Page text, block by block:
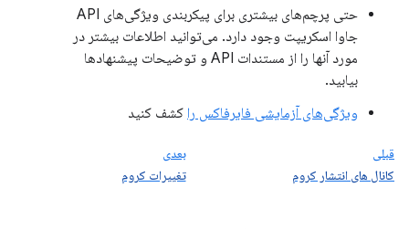
حتی پرچم‌های بیشتری برای پیکربندی ویژگی‌های API
جاوا اسکریپت وجود دارد. می‌توانید اطلاعات بیشتر در
مورد آنها را از مستندات API و توضیحات پیشنهادها
بیابید.
ویژگی‌های آزمایشی فایرفاکس را کشف کنید
قبلی
کانال های انتشار کروم
بعدی
تغییرات کروم